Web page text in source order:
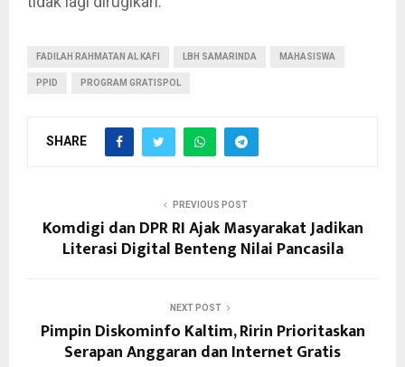
FADILAH RAHMATAN AL KAFI LBH SAMARINDA MAHASISWA
PPID PROGRAM GRATISPOL
SHARE
PREVIOUS POST
Komdigi dan DPR RI Ajak Masyarakat Jadikan
Literasi Digital Benteng Nilai Pancasila
NEXT POST
Pimpin Diskominfo Kaltim, Ririn Prioritaskan
Serapan Anggaran dan Internet Gratis